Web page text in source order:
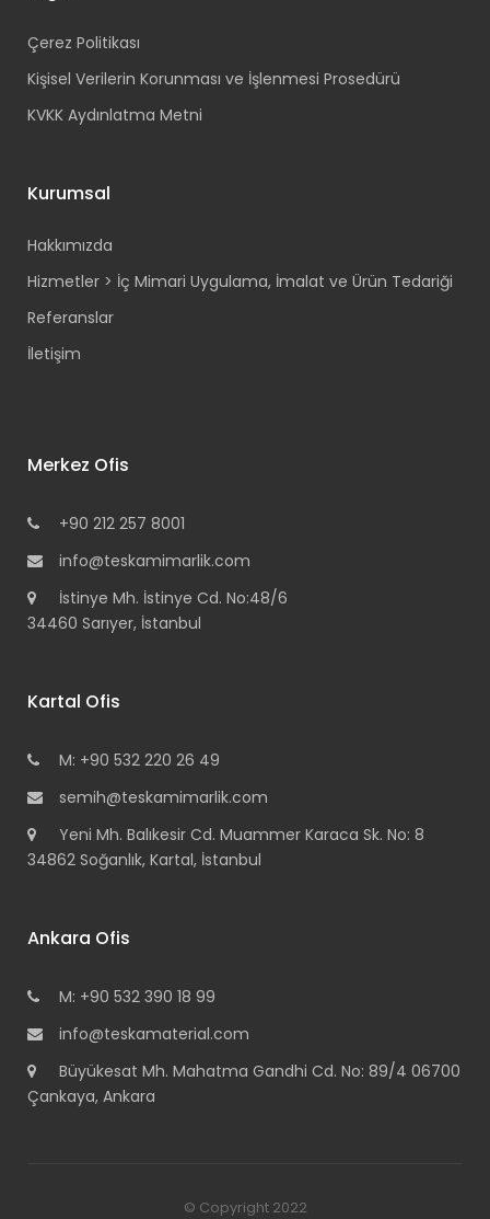
Çerez Politikası
Kişisel Verilerin Korunması ve İşlenmesi Prosedürü
KVKK Aydınlatma Metni
Kurumsal
Hakkımızda
Hizmetler > İç Mimari Uygulama, İmalat ve Ürün Tedariği
Referanslar
İletişim
Merkez Ofis
+90 212 257 8001
info@teskamimarlik.com
İstinye Mh. İstinye Cd. No:48/6
34460 Sarıyer, İstanbul
Kartal Ofis
M: +90 532 220 26 49
semih@teskamimarlik.com
Yeni Mh. Balıkesir Cd. Muammer Karaca Sk. No: 8
34862 Soğanlık, Kartal, İstanbul
Ankara Ofis
M: +90 532 390 18 99
info@teskamaterial.com
Büyükesat Mh. Mahatma Gandhi Cd. No: 89/4 06700
Çankaya, Ankara
© Copyright 2022